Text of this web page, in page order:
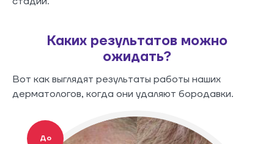
Каких результатов можно
ожидать?
Вот как выглядят результаты работы наших
дерматологов, когда они удаляют бородавки.
До